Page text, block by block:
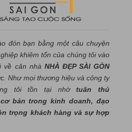
đón bạn bằng một câu chuyện
khiêm tốn của chúng tôi vào
về căn nhà NHÀ ĐẸP SÀI GÒN
Như mọi thương hiệu và công ty
tôi tồn tại nhờtuân thủ
bản trong kinh doanh, đạo
trọng khách hàng và sự hợp